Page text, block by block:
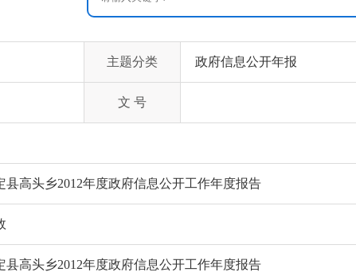
主题分类 政府信息公开年报
文 号
县高头乡2012年度政府信息公开工作年度报告
县高头乡2012年度政府信息公开工作年度报告